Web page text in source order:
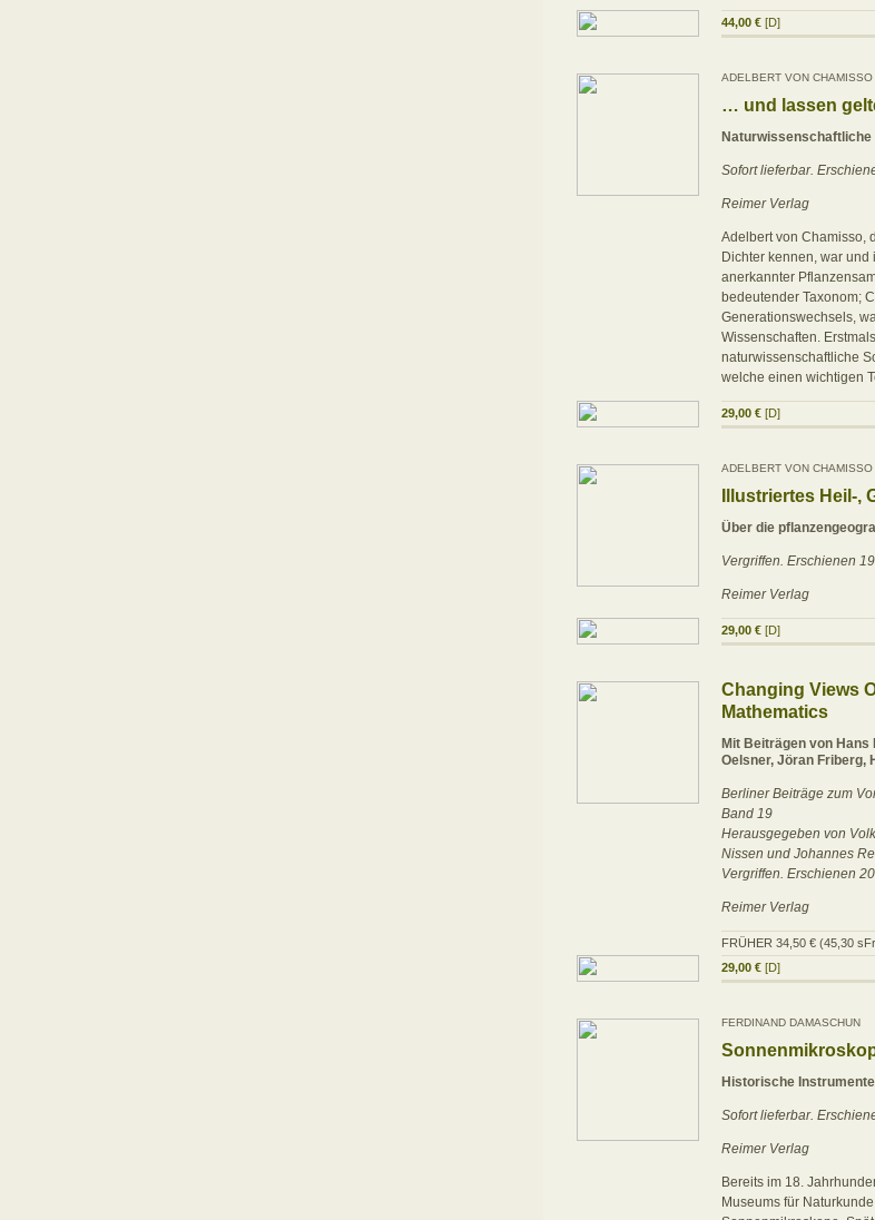
44,00 € [D]
ADELBERT VON CHAMISSO
… und lassen
Sofort lieferbar.
Reimer Verlag
Adelbert von Chamisso,
Dichter kennen, war
anerkannter
bedeutender Taxonom;
Generationswechsels,
Wissenschaften.
naturwissenschaftliche
welche einen wichtigen
29,00 € [D]
ADELBERT VON CHAMISSO
Illustriertes Heil-,
Über die
Vergriffen. Erschienen
Reimer Verlag
29,00 € [D]
Changing Views
Mathematics
Mit Beiträgen von Hans
Oelsner, Jöran Friberg,
Berliner Beiträge zum
Band 19
Herausgegeben von
Nissen und Johannes
Vergriffen. Erschienen
Reimer Verlag
FRÜHER 34,50 € (45,30
29,00 € [D]
FERDINAND DAMASCHUN
Historische
Sofort lieferbar.
Reimer Verlag
Bereits im 18.
Museums für